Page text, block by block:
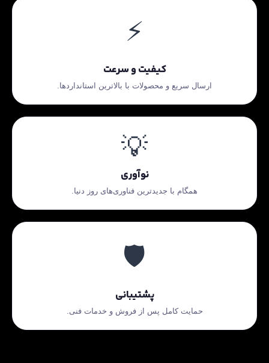
⚡
کیفیت و سرعت
ارسال سریع و محصولات با بالاترین استانداردها.
💡
نوآوری
همگام با جدیدترین فناوری‌های روز دنیا.
🛡️
پشتیبانی
حمایت کامل پس از فروش و خدمات فنی.